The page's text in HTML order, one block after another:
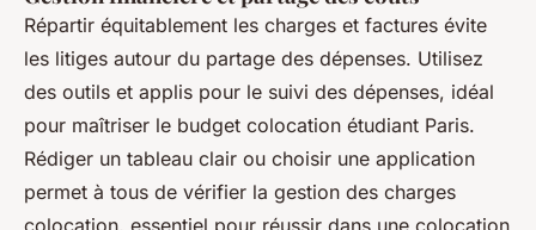
Répartir équitablement les charges et factures évite
les litiges autour du partage des dépenses. Utilisez
des outils et applis pour le suivi des dépenses, idéal
pour maîtriser le budget colocation étudiant Paris.
Rédiger un tableau clair ou choisir une application
permet à tous de vérifier la gestion des charges
colocation, essentiel pour réussir dans une colocation